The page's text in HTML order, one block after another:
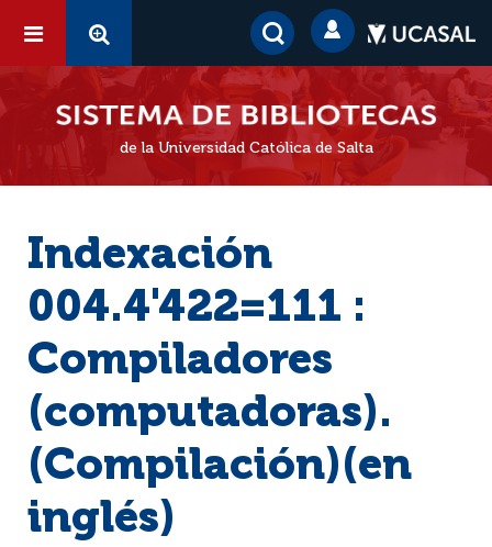
de la Universidad Católica de Salta
Indexación
004.4'422=111 :
Compiladores
(computadoras).
(Compilación)(en
inglés)